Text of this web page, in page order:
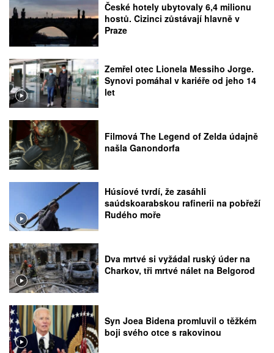
České hotely ubytovaly 6,4 milionu
hostů. Cizinci zůstávají hlavně v
Praze
Zemřel otec Lionela Messiho Jorge.
Synovi pomáhal v kariéře od jeho 14
let
Filmová The Legend of Zelda údajně
našla Ganondorfa
Húsíové tvrdí, že zasáhli
saúdskoarabskou rafinerii na pobřeží
Rudého moře
Dva mrtvé si vyžádal ruský úder na
Charkov, tři mrtvé nálet na Belgorod
Syn Joea Bidena promluvil o těžkém
boji svého otce s rakovinou